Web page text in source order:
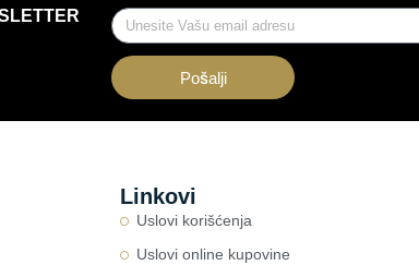
Pošalji
Linkovi
Uslovi korišćenja
Uslovi online kupovine